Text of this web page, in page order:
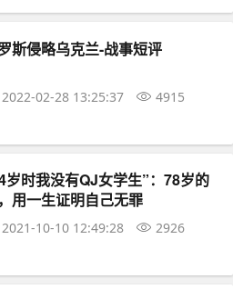
斯侵略乌克兰-战事短评
2022-02-28 13:25:37 4915
岁时我没有QJ女学生”：78岁的
用一生证明自己无罪
2021-10-10 12:49:28 2926